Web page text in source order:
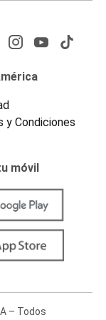
y Condiciones
móvil
– Todos